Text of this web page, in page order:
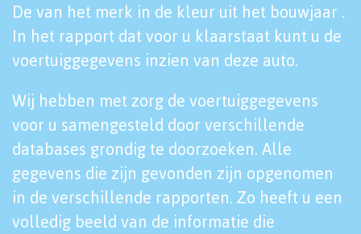
De van het merk in de kleur uit het bouwjaar .
In het rapport dat voor u klaarstaat kunt u de
voertuiggegevens inzien van deze auto.
Wij hebben met zorg de voertuiggegevens
voor u samengesteld door verschillende
databases grondig te doorzoeken. Alle
gegevens die zijn gevonden zijn opgenomen
in de verschillende rapporten. Zo heeft u een
volledig beeld van de informatie die